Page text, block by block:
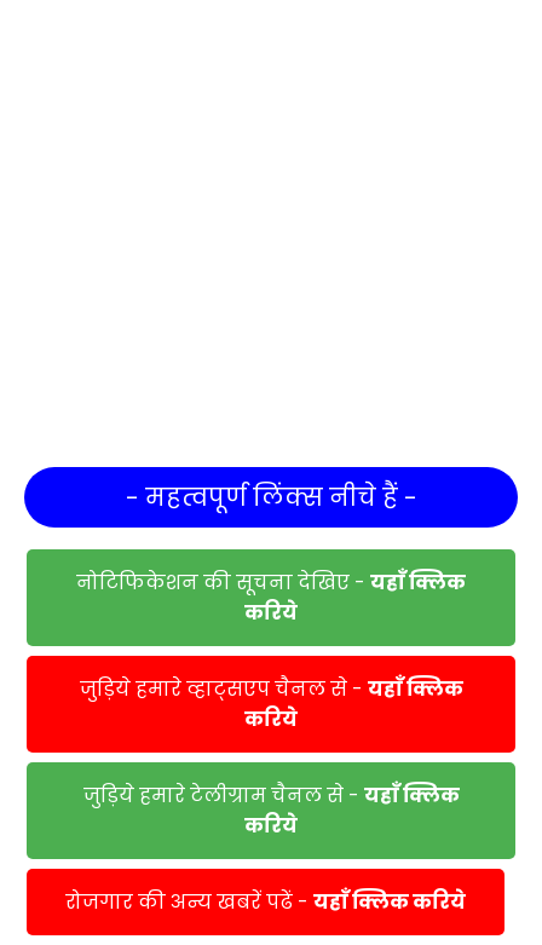
- महत्वपूर्ण लिंक्स नीचे हैं -
नोटिफिकेशन की सूचना देखिए - यहाँ क्लिक
करिये
जुड़िये हमारे व्हाट्सएप चैनल से - यहाँ क्लिक
करिये
जुड़िये हमारे टेलीग्राम चैनल से - यहाँ क्लिक
करिये
रोजगार की अन्य खबरें पढें - यहाँ क्लिक करिये